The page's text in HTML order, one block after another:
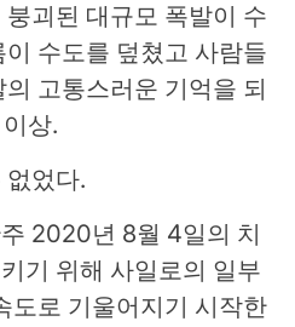
괴된 대규모 폭발이 수
수도를 덮쳤고 사람들
고통스러운 기억을 되
상.
없었다.
2020년 8월 4일의 치
기 위해 사일로의 일부
도로 기울어지기 시작한